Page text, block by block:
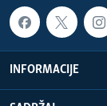
INFORMACIJE